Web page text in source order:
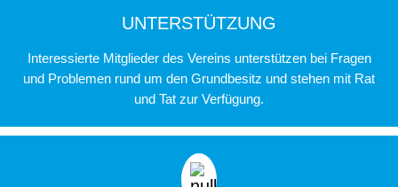
UNTERSTÜTZUNG
Interessierte Mitglieder des Vereins unterstützen bei Fragen
und Problemen rund um den Grundbesitz und stehen mit Rat
und Tat zur Verfügung.